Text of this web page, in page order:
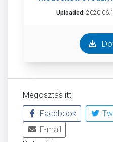
Uploaded:
Megosztás itt:
Facebook
E-mail